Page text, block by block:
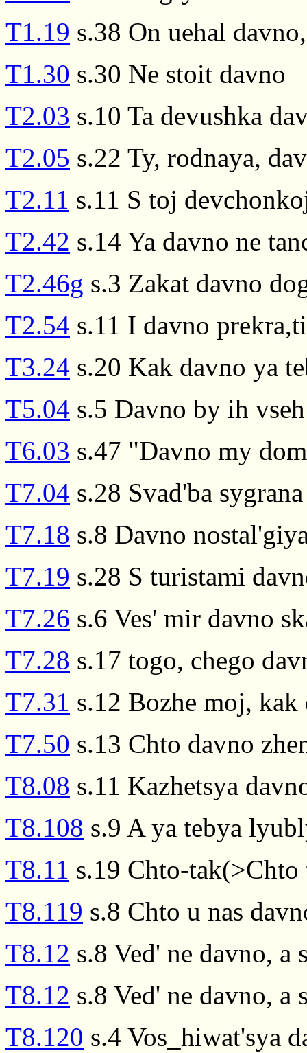
T1.19 s.38 On uehal
T1.30 s.30 Ne stoit davno
T2.03 s.10 Ta devushka
T2.05 s.22 Ty, rodnaya,
T2.11 s.11 S toj
T2.42 s.14 Ya davno ne
T2.46g s.3 Zakat davno
T2.54 s.11 I davno
T3.24 s.20 Kak davno ya
T5.04 s.5 Davno by ih
T6.03 s.47 "Davno my
T7.04 s.28 Svad'ba
T7.18 s.8 Davno
T7.19 s.28 S turistami
T7.26 s.6 Ves' mir davno
T7.28 s.17 togo, chego
T7.31 s.12 Bozhe moj,
T7.50 s.13 Chto davno
T8.08 s.11 Kazhetsya
T8.108 s.9 A ya tebya
T8.11 s.19 Chto-tak(>Chto
T8.119 s.8 Chto u nas
T8.12 s.8 Ved' ne davno, a
T8.12 s.8 Ved' ne davno, a
T8.120 s.4 Vos_hiwat'sya